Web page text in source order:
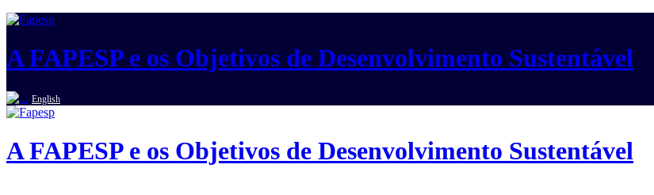
A FAPESP e os Objetivos de Desenvolvimento Sustentável
English
A FAPESP e os Objetivos de Desenvolvimento Sustentável